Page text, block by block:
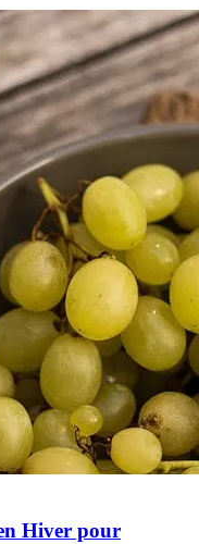
Hiver pour